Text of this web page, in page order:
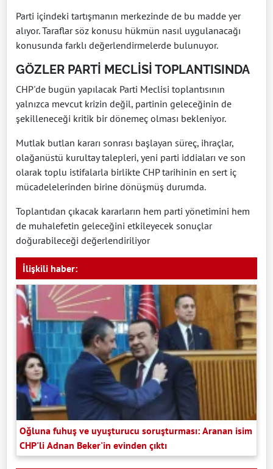
Parti içindeki tartışmanın merkezinde de bu madde yer
alıyor. Taraflar söz konusu hükmün nasıl uygulanacağı
konusunda farklı değerlendirmelerde bulunuyor.
GÖZLER PARTİ MECLİSİ TOPLANTISINDA
CHP'de bugün yapılacak Parti Meclisi toplantısının
yalnızca mevcut krizin değil, partinin geleceğinin de
şekilleneceği kritik bir dönemeç olması bekleniyor.
Mutlak butlan kararı sonrası başlayan süreç, ihraçlar,
olağanüstü kurultay talepleri, yeni parti iddiaları ve son
olarak toplu istifalarla birlikte CHP tarihinin en sert iç
mücadelelerinden birine dönüşmüş durumda.
Toplantıdan çıkacak kararların hem parti yönetimini hem
de muhalefetin geleceğini etkileyecek sonuçlar
doğurabileceği değerlendiriliyor
İlişkili haber:
Oğluna fuhuş ve uyuşturucu soruşturması: Aranan isim
CHP'li Adnan Beker'in evinden çıktı